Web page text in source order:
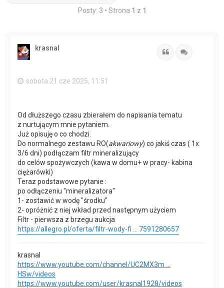
Posty: 3 • Strona 1 z 1
krasnal Cytuj
sobota 21 cze 2025, 11:51
Od dłuższego czasu zbierałem do napisania tematu
z nurtującym mnie pytaniem.
Już opisuję o co chodzi.
Do normalnego zestawu RO(akwariowy) co jakiś czas ( 1x
3/6 dni) podłączam filtr mineralizujący
do celów spożywczych (kawa w domu+ w pracy- kabina
ciężarówki)
Teraz podstawowe pytanie :
po odłączeniu "mineralizatora"
1- zostawić w wodę "środku"
2- opróżnić z niej wkład przed następnym użyciem
Filtr - pierwsza z brzegu aukcja
https://allegro.pl/oferta/filtr-wody-fi ... 7591280657
krasnal
https://www.youtube.com/channel/UC2MX3m ...
HSw/videos
https://www.youtube.com/user/krasnal1928/videos